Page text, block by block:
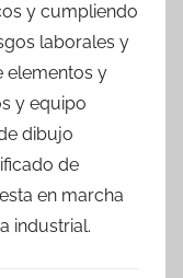
y cumpliendo
laborales y
elementos y
y equipo
dibujo
de
en marcha
industrial.